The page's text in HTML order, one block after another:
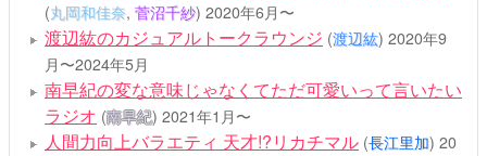
(丸岡和佳奈, 菅沼千紗) 2020年6月〜
渡辺紘のカジュアルトークラウンジ (渡辺紘) 2020年9
月〜2024年5月
南早紀の変な意味じゃなくてただ可愛いって言いたい
ラジオ (南早紀) 2021年1月〜
人間力向上バラエティ 天才!?リカチマル (長江里加) 20